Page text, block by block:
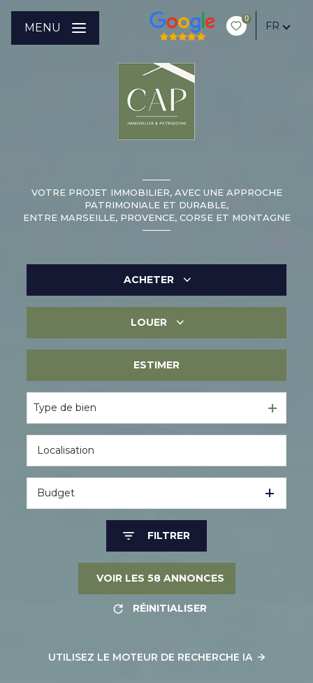
0
FR
MENU
VOTRE PROJET IMMOBILIER, AVEC UNE APPROCHE
PATRIMONIALE ET DURABLE,
ENTRE MARSEILLE, PROVENCE, CORSE ET MONTAGNE
ACHETER
Immobilier ancien
Immobilier professionnel
LOUER
Immobilier professionnel
ESTIMER
Type de bien
Budget
FILTRER
VOIR LES 58ANNONCES
RÉINITIALISER
UTILISEZ LE MOTEUR DE RECHERCHE IA